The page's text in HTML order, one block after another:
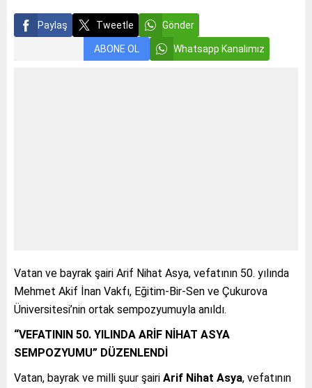
Paylaş Tweetle Gönder
ABONE OL Whatsapp Kanalımız
Vatan ve bayrak şairi Arif Nihat Asya, vefatının 50. yılında
Mehmet Akif İnan Vakfı, Eğitim-Bir-Sen ve Çukurova
Üniversitesi’nin ortak sempozyumuyla anıldı.
“VEFATININ 50. YILINDA ARİF NİHAT ASYA
SEMPOZYUMU” DÜZENLENDİ
Vatan, bayrak ve milli şuur şairi Arif Nihat Asya, vefatının